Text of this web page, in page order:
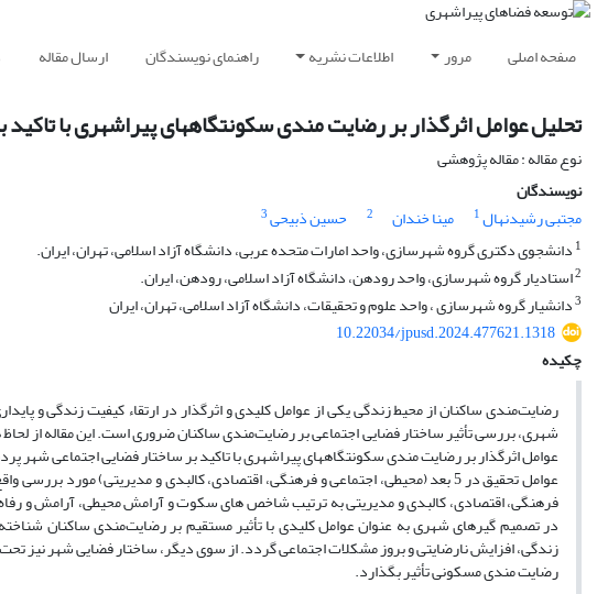
صفحه اصلی مرور اطلاعات نشریه راهنمای نویسندگان ارسال مقاله
تحلیل عوامل اثرگذار بر رضایت مندی سکونتگاههای پیراشهری با
نوع مقاله : مقاله پژوهشی
نویسندگان
مجتبی رشیدنهال1 مینا خندان 2 حسین ذبیحی3
1 دانشجوی دکتری گروه شهرسازی، واحد امارات متحده عربی، دانشگاه آزاد اسلامی، تهران، ایران.
2استادیار گروه شهرسازی، واحد رودهن، دانشگاه آزاد اسلامی، رودهن، ایران.
3دانشیار گروه شهرسازی ، واحد علوم و تحقیقات، دانشگاه آزاد اسلامی، تهران، ایران
10.22034/jpusd.2024.477621.1318
چکیده
رضایت‌مندی ساکنان از محیط زندگی یکی از عوامل کلیدی و اثرگذار در ارتقاء کیفیت زندگی و
شهری، بررسی تأثیر ساختار فضایی اجتماعی بر رضایت‌مندی ساکنان ضروری است. این مقاله از
عوامل اثرگذار بر رضایت مندی سکونتگاههای پیراشهری با تاکید بر ساختار فضایی اجتماعی شهر
عوامل تحقیق در 5 بعد (محیطی، اجتماعی و فرهنگی، اقتصادی، کالبدی و مدیریتی)
فرهنگی، اقتصادی، کالبدی و مدیریتی به ترتیب شاخص های سکوت و آرامش محیطی، آرامش و
در تصمیم گیرهای شهری به عنوان عوامل کلیدی با تأثیر مستقیم بر رضایت‌مندی ساکنان
زندگی، افزایش نارضایتی و بروز مشکلات اجتماعی گردد. از سوی دیگر، ساختار فضایی شهر نیز تحت
رضایت مندی مسکونی تأثیر بگذارد.